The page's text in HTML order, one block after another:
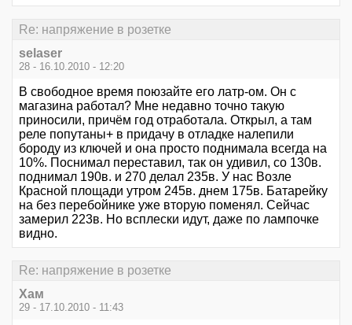
Re: напряжение в розетке
selaser
28 - 16.10.2010 - 12:20
В свободное время поюзайте его латр-ом. Он с
магазина работал? Мне недавно точно такую
приносили, причём год отработала. Открыл, а там
реле попутаны+ в придачу в отладке налепили
бороду из ключей и она просто поднимала всегда на
10%. Поснимал переставил, так он удивил, со 130в.
поднимал 190в. и 270 делал 235в. У нас Возле
Красной площади утром 245в. днем 175в. Батарейку
на без перебойнике уже вторую поменял. Сейчас
замерил 223в. Но всплески идут, даже по лампочке
видно.
Re: напряжение в розетке
Хам
29 - 17.10.2010 - 11:43